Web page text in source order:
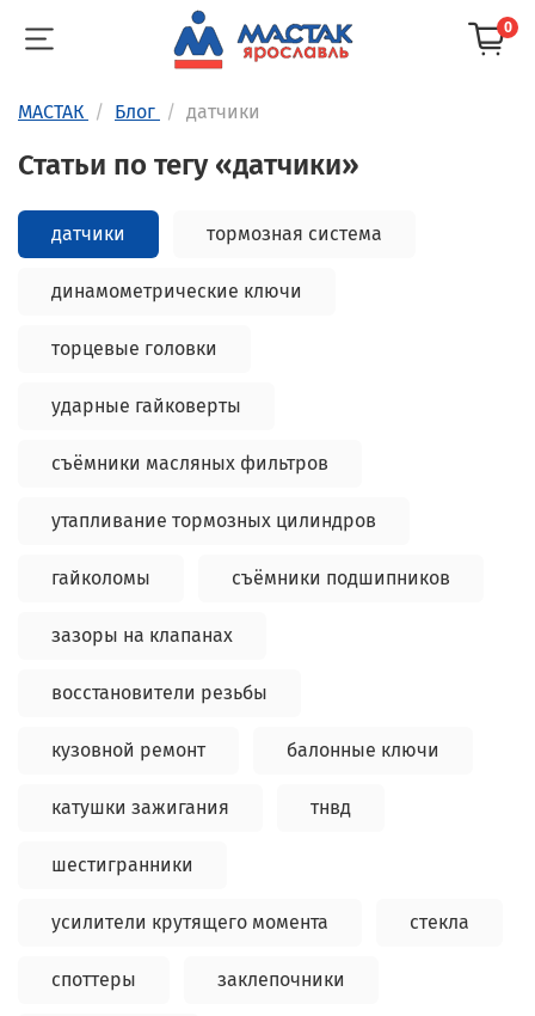
0
МАСТАК Блог датчики
Статьи по тегу «датчики»
датчики тормозная система
динамометрические ключи
торцевые головки
ударные гайковерты
съёмники масляных фильтров
утапливание тормозных цилиндров
гайколомы съёмники подшипников
зазоры на клапанах
восстановители резьбы
кузовной ремонт балонные ключи
катушки зажигания тнвд
шестигранники
усилители крутящего момента стекла
споттеры заклепочники